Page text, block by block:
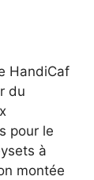
HandiCaf
du
pour le
à
montée